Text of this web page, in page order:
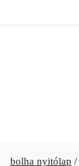
bolha nyitólap /